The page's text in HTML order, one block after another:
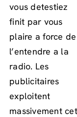
vous detestiez
finit par vous
plaire a force de
l’entendre a la
radio. Les
publicitaires
exploitent
massivement